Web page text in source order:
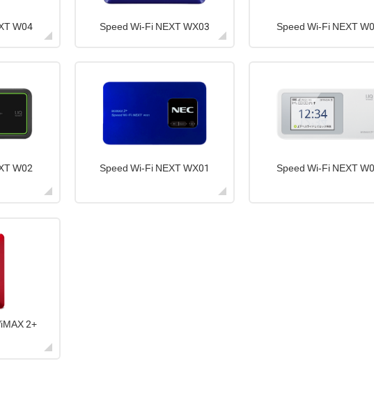
W04 Speed Wi-Fi NEXT WX03 Speed Wi-Fi NEXT
W02 Speed Wi-Fi NEXT WX01 Speed Wi-Fi NEXT
2+